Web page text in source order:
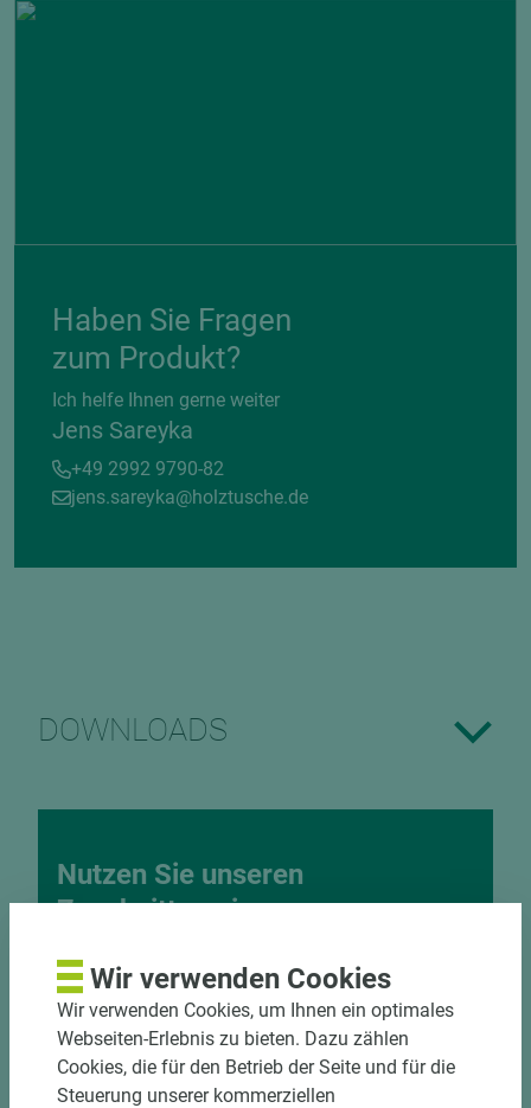
Haben Sie Fragen
zum Produkt?
Ich helfe Ihnen gerne weiter
Jens Sareyka
+49 2992 9790-82
jens.sareyka@holztusche.de
DOWNLOADS
Nutzen Sie unseren
Zuschnittservice
Bekantungsfähiger Fixmaßzuschnitt maßhaltig
und winkelgenau
Hohe und präzise Leistung durch
halbautomatische Beschickung
Einzelteiletikettierung auf Wunsch möglich
Materialschonende und kundengerechte
Wir verwenden Cookies
Wir verwenden Cookies, um Ihnen ein optimales
Webseiten-Erlebnis zu bieten. Dazu zählen
Cookies, die für den Betrieb der Seite und für die
Steuerung unserer kommerziellen